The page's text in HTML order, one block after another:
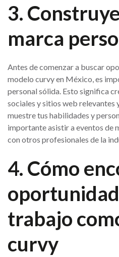
3.
marca
Antes de comenzar a buscar
modelo curvy en México, es
personal sólida. Esto significa
sociales y sitios web relevantes
muestre tus habilidades y
importante asistir a eventos de
con otros profesionales de la
4. Cómo
trabajo
curvy